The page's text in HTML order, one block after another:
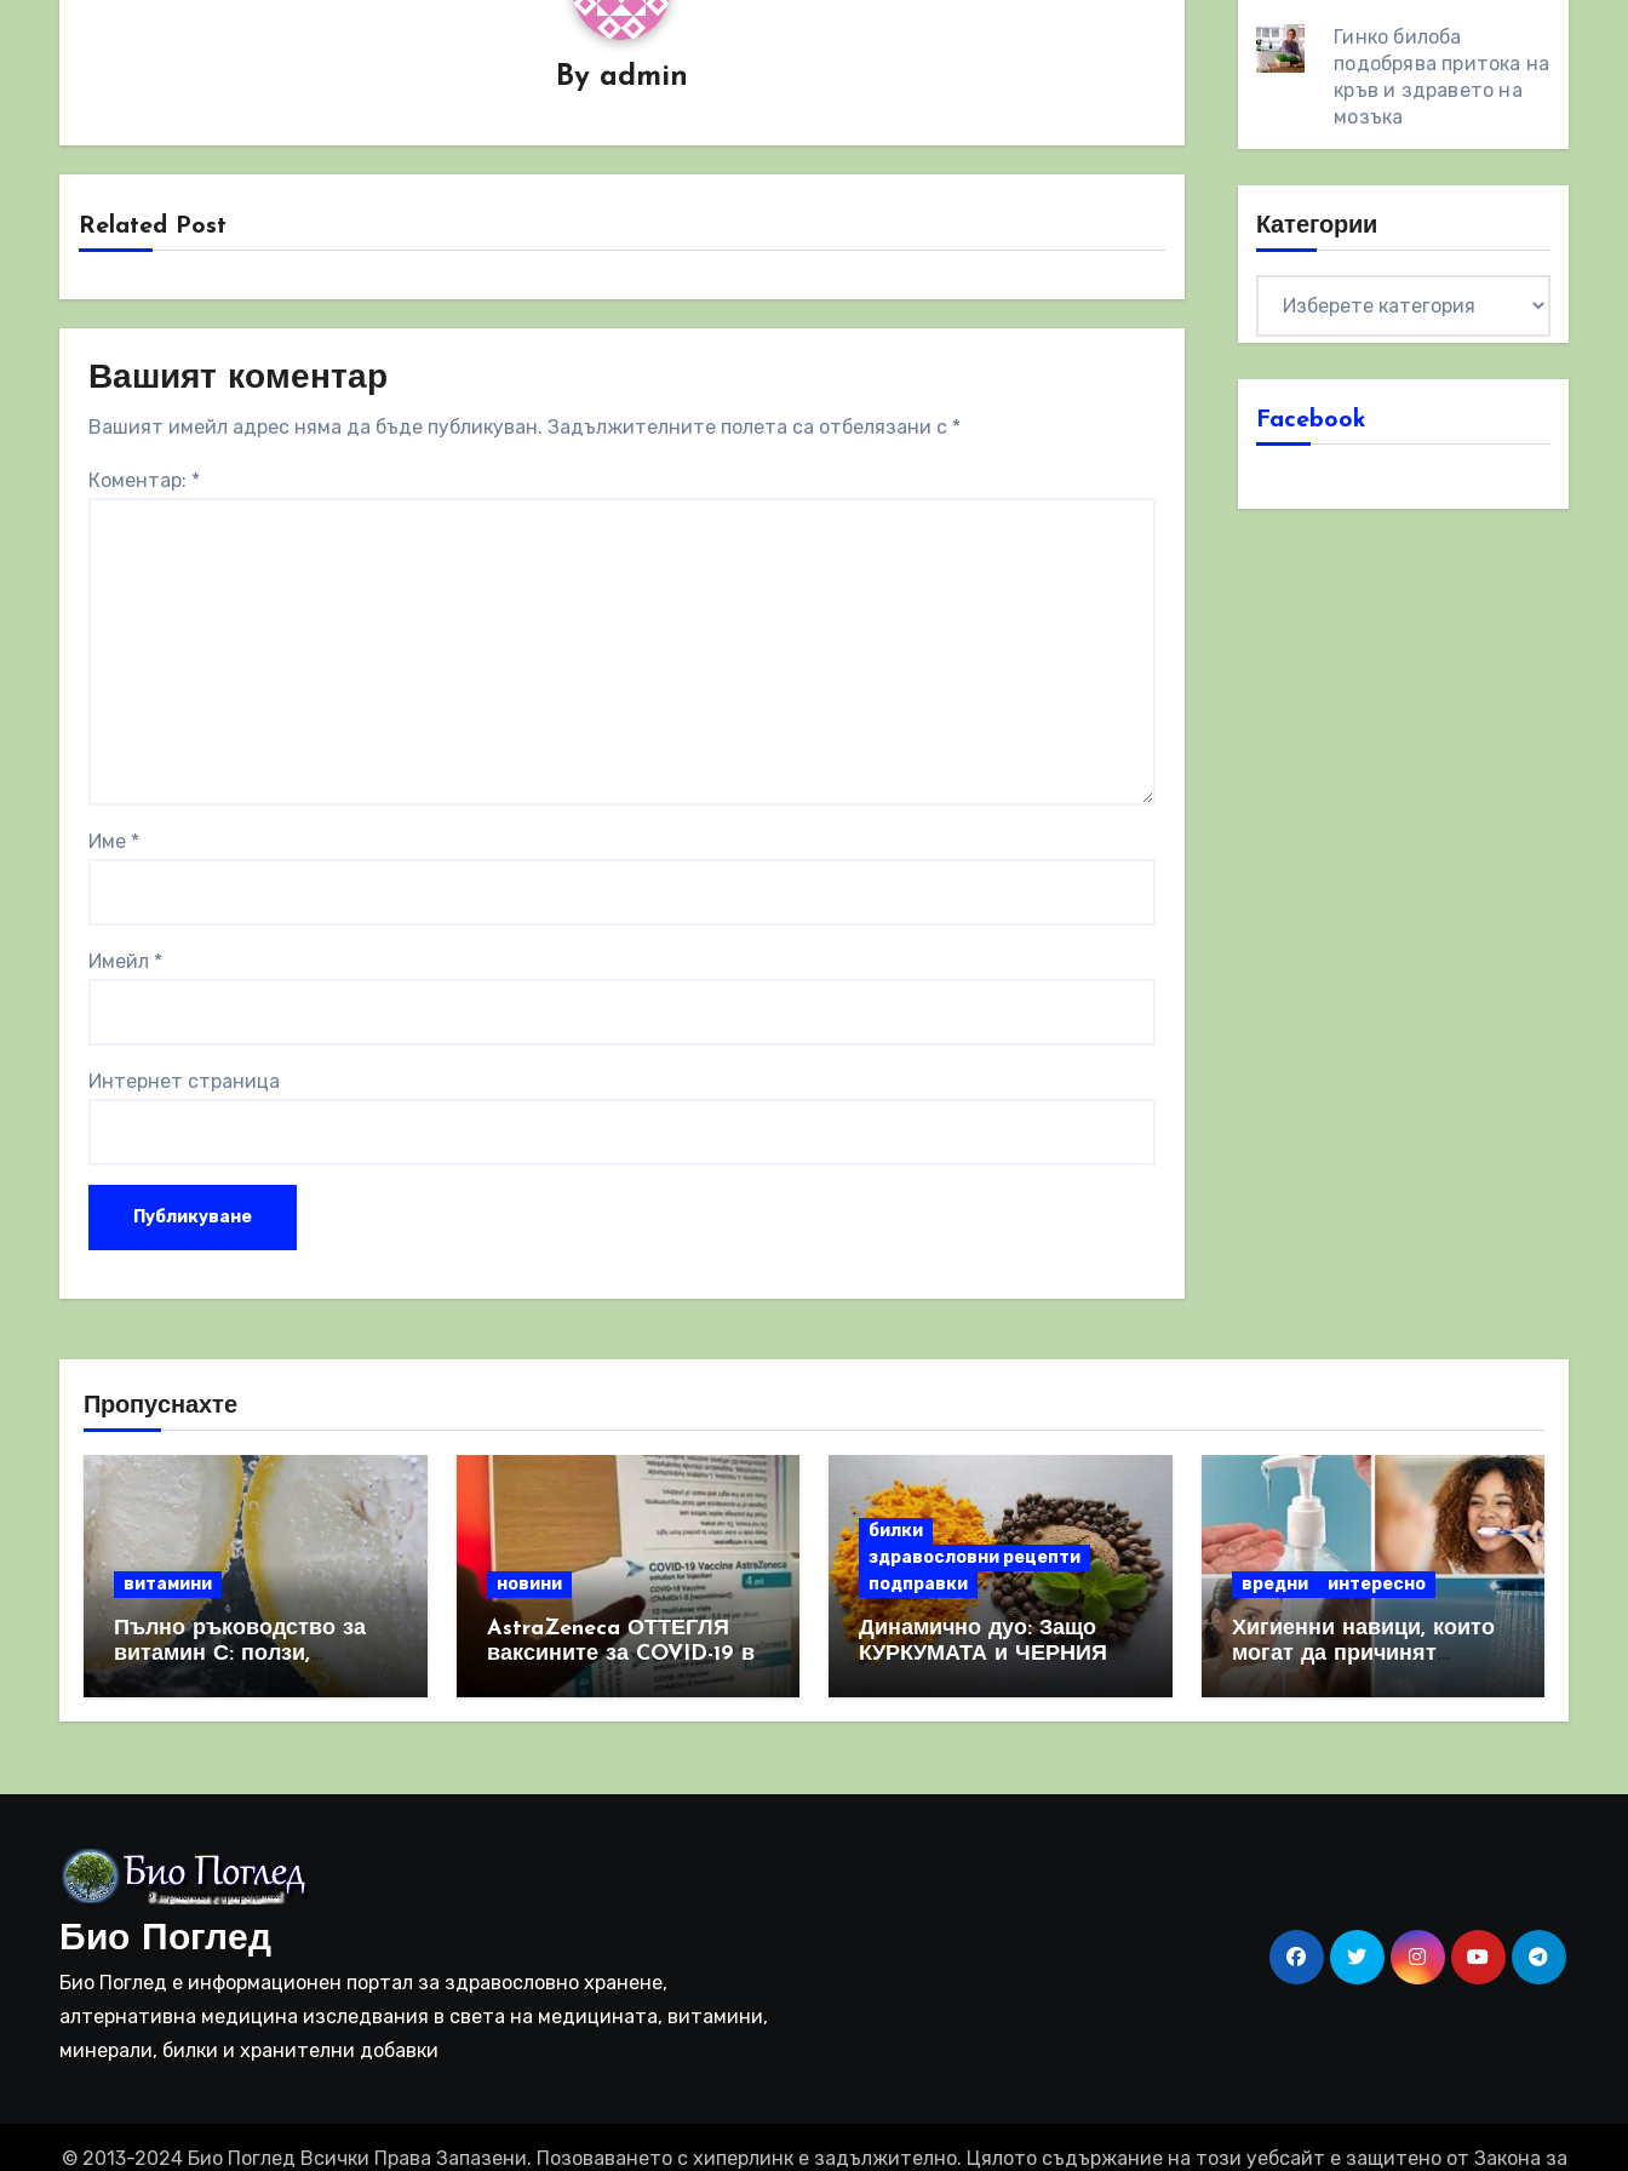
By admin
Related Post
Вашият коментар
Вашият имейл адрес няма да бъде публикуван. Задължителните полета са отбелязани с *
Коментар: *
Име *
Имейл *
Интернет страница
Гинко билоба
подобрява притока на
кръв и здравето на
мозъка
Категории
Facebook
Пропуснахте
витамини
Пълно ръководство за
витамин С: ползи,
източници и защо е
важен за имунната
новини
AstraZeneca ОТТЕГЛЯ
ваксините за COVID-19 в
световен мащаб, след
като призна, че те
билки
здравословни рецепти
подправки
Динамично дуо: Защо
КУРКУМАТА и ЧЕРНИЯ
комбинация
вредни интересно
Хигиенни навици, които
могат да причинят
повече вреда, отколкото
полза
Био Поглед
Био Поглед е информационен портал за здравословно хранене,
алтернативна медицина изследвания в света на медицината, витамини,
минерали, билки и хранителни добавки
© 2013-2024 Био Поглед Всички Права Запазени. Позоваването с хиперлинк е задължително. Цялото съдържание на този уебсайт е защитено от Закона за